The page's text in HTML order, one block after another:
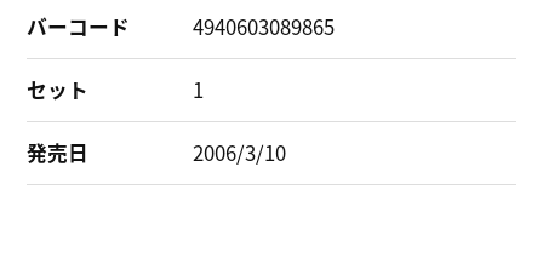
バーコード 4940603089865
セット 1
発売日 2006/3/10